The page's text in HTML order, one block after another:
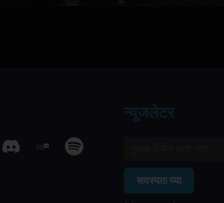
न्यूजलेटर
सदस्यता घ्या